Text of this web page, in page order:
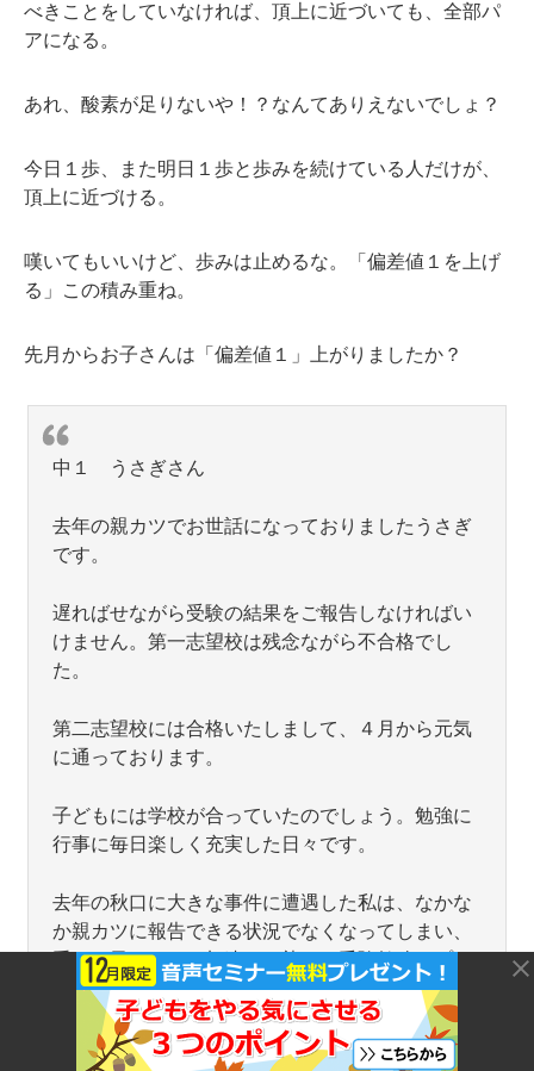
べきことをしていなければ、頂上に近づいても、全部パ
アになる。
あれ、酸素が足りないや！？なんてありえないでしょ？
今日１歩、また明日１歩と歩みを続けている人だけが、
頂上に近づける。
嘆いてもいいけど、歩みは止めるな。「偏差値１を上げ
る」この積み重ね。
先月からお子さんは「偏差値１」上がりましたか？
中１ うさぎさん
去年の親カツでお世話になっておりましたうさぎ
です。
遅ればせながら受験の結果をご報告しなければい
けません。第一志望校は残念ながら不合格でし
た。
第二志望校には合格いたしまして、４月から元気
に通っております。
子どもには学校が合っていたのでしょう。勉強に
行事に毎日楽しく充実した日々です。
去年の秋口に大きな事件に遭遇した私は、なかな
か親カツに報告できる状況でなくなってしまい、
重ねて子どもも、加速する塾での受験勉強やプレ
ッシャーに体がいう事をきかなくなって、冬まで
に３回もドクターストップが…